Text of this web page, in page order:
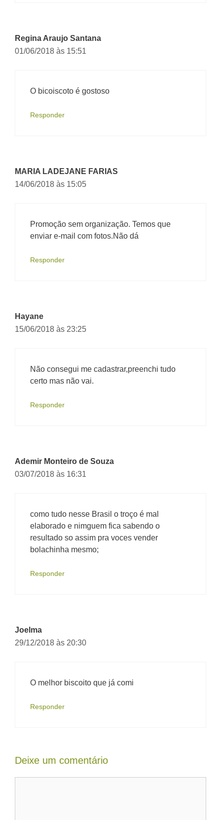
Regina Araujo Santana
01/06/2018 às 15:51
O bicoiscoto é gostoso
Responder
MARIA LADEJANE FARIAS
14/06/2018 às 15:05
Promoção sem organização. Temos que
enviar e-mail com fotos.Não dá
Responder
Hayane
15/06/2018 às 23:25
Não consegui me cadastrar,preenchi tudo
certo mas não vai.
Responder
Ademir Monteiro de Souza
03/07/2018 às 16:31
como tudo nesse Brasil o troço é mal
elaborado e nimguem fica sabendo o
resultado so assim pra voces vender
bolachinha mesmo;
Responder
Joelma
29/12/2018 às 20:30
O melhor biscoito que já comi
Responder
Deixe um comentário